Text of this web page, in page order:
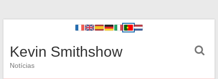
Kevin Smithshow
Notícias